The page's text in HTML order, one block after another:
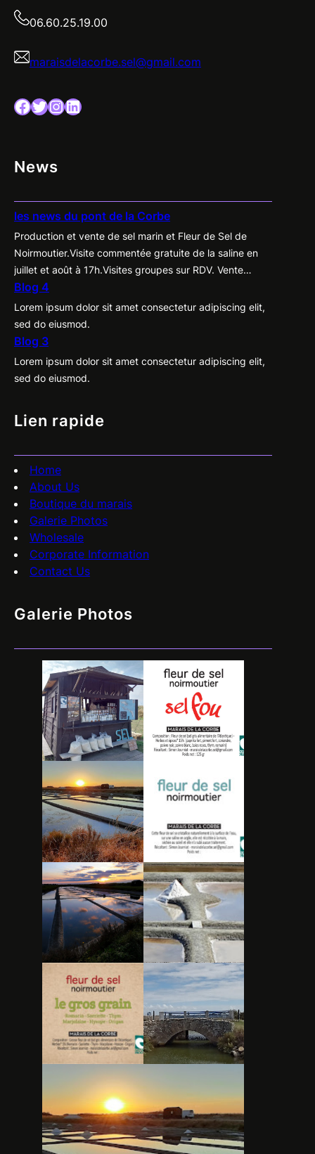
06.60.25.19.00
maraisdelacorbe.sel@gmail.com
Facebook Twitter InstagramLinkedIn
News
les news du pont de la Corbe
Production et vente de sel marin et Fleur de Sel de
Noirmoutier.Visite commentée gratuite de la saline en
juillet et août à 17h.Visites groupes sur RDV. Vente
directe des produits du marais à la cabane, tous les
jours de Pâques à la Toussaint de 10h à 19h.Label
“Nature et Progrès”. Ouvert d’avril à fin septembre.
Blog 4
Lorem ipsum dolor sit amet consectetur adipiscing elit,
sed do eiusmod.
Blog 3
Lorem ipsum dolor sit amet consectetur adipiscing elit,
sed do eiusmod.
Lien rapide
Home
About Us
Boutique du marais
Galerie Photos
Wholesale
Corporate Information
Contact Us
Galerie Photos